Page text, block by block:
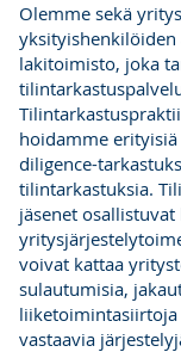
Olemme sekä
lakitoimisto, joka
hoidamme
diligence-
tilintarkastuksia.
jäsenet
voivat kattaa
sulautumisia,
vastaavia